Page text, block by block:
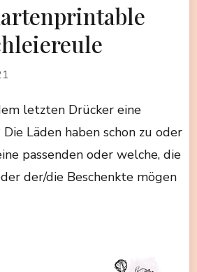
letzten Drücker eine
Läden haben schon zu oder
passenden oder welche, die
der/die Beschenkte mögen